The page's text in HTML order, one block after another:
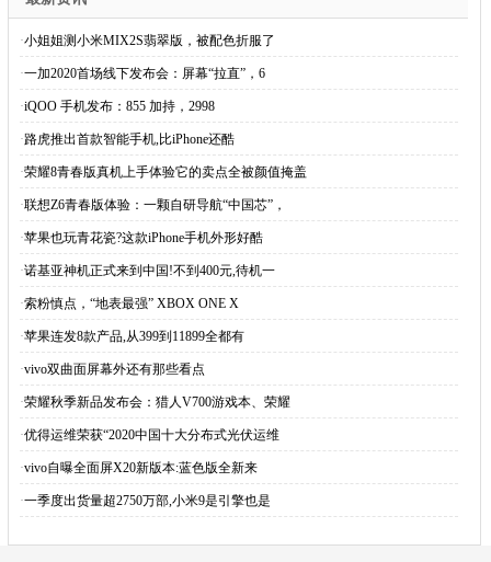
·小姐姐测小米MIX2S翡翠版，被配色折服了
·一加2020首场线下发布会：屏幕“拉直”，6
·iQOO 手机发布：855 加持，2998
·路虎推出首款智能手机,比iPhone还酷
·荣耀8青春版真机上手体验它的卖点全被颜值掩盖
·联想Z6青春版体验：一颗自研导航“中国芯”，
·苹果也玩青花瓷?这款iPhone手机外形好酷
·诺基亚神机正式来到中国!不到400元,待机一
·索粉慎点，“地表最强” XBOX ONE X
·苹果连发8款产品,从399到11899全都有
·vivo双曲面屏幕外还有那些看点
·荣耀秋季新品发布会：猎人V700游戏本、荣耀
·优得运维荣获“2020中国十大分布式光伏运维
·vivo自曝全面屏X20新版本:蓝色版全新来
·一季度出货量超2750万部,小米9是引擎也是